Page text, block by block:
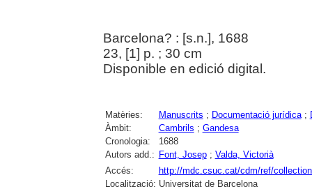
Barcelona? : [s.n.], 1688
23, [1] p. ; 30 cm
Disponible en edició digital.
Matèries: Manuscrits ; Documentació jurídica;
Àmbit:
Cambrils ; Gandesa
Cronologia:
1688
Autors add.: Font, Josep; Valda, Victorià
Accés:
http://mdc.csuc.cat/cdm/ref/
Localització: Universitat de Barcelona